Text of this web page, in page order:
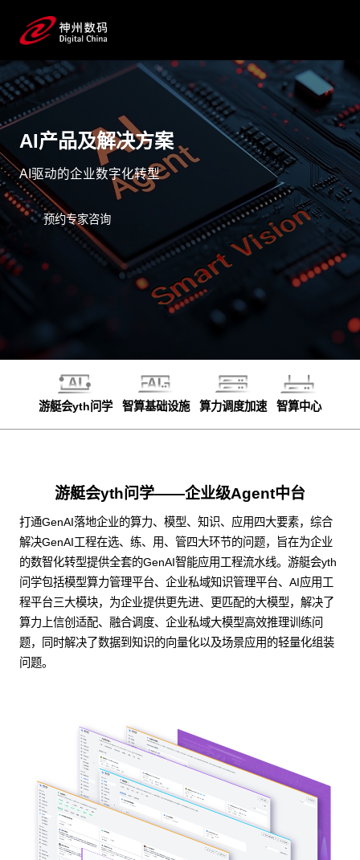
AI产品及解决方案
AI驱动的企业数字化转型
预约专家咨询
游艇会yth问学 智算基础设施 算力调度加速 智算中心
游艇会yth问学——企业级Agent中台
打通GenAI落地企业的算力、模型、知识、应用四大要素，综合
解决GenAI工程在选、练、用、管四大环节的问题，旨在为企业
的数智化转型提供全套的GenAI智能应用工程流水线。游艇会yth
问学包括模型算力管理平台、企业私域知识管理平台、AI应用工
程平台三大模块，为企业提供更先进、更匹配的大模型，解决了
算力上信创适配、融合调度、企业私域大模型高效推理训练问
题，同时解决了数据到知识的向量化以及场景应用的轻量化组装
问题。